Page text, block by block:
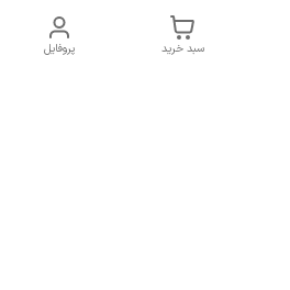
پروفایل سبد خرید